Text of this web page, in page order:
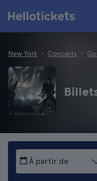
New York Concerts
À partir de